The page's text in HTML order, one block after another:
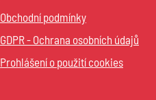
Obchodní podmínky
GDPR - Ochrana osobních údajů
Prohlášení o použití cookies